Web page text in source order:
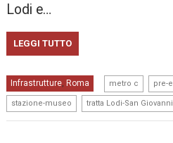
Lodi e…
LEGGI TUTTO
Infrastrutture, Roma metro c pre-
stazione-museo tratta Lodi-San Giovanni